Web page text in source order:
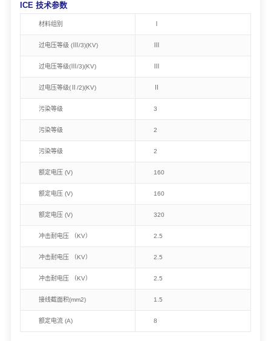
ICE 技术参数
材料组别
过电压等级 (Ⅲ/3)(KV)
过电压等级(Ⅲ/3)(KV)
过电压等级(Ⅱ/2)(KV)
污染等级 3
污染等级 2
污染等级 2
额定电压 (V) 160
额定电压 (V) 160
额定电压 (V) 320
冲击耐电压 （KV） 2.5
冲击耐电压 （KV） 2.5
冲击耐电压 （KV） 2.5
接线截面积(mm2) 1.5
额定电流 (A) 8